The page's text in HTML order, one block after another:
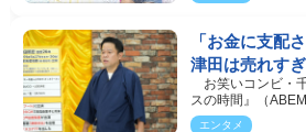
「お金に支配
津田は売れす
のか？
お笑いコンビ・
スの時間』（
#372では、ダイア
エンタメ